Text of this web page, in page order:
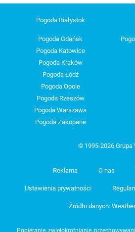
Pogoda Białystok
Pogoda Gdańsk
Pogoda Katowice
Pogoda Kraków
Pogoda Łódź
Pogoda Opole
Pogoda Rzeszów
Pogoda Warszawa
Pogoda Zakopane
© 1995-2026 Grupa
Reklama O nas
Ustawienia prywatności
Źródło danych:
Pobieranie, zwielokrotnianie,